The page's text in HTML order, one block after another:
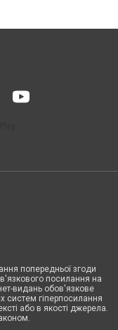
попередньої згоди
посилання на
видань обов'язкове
систем гіперпосилання
або в якості джерела.